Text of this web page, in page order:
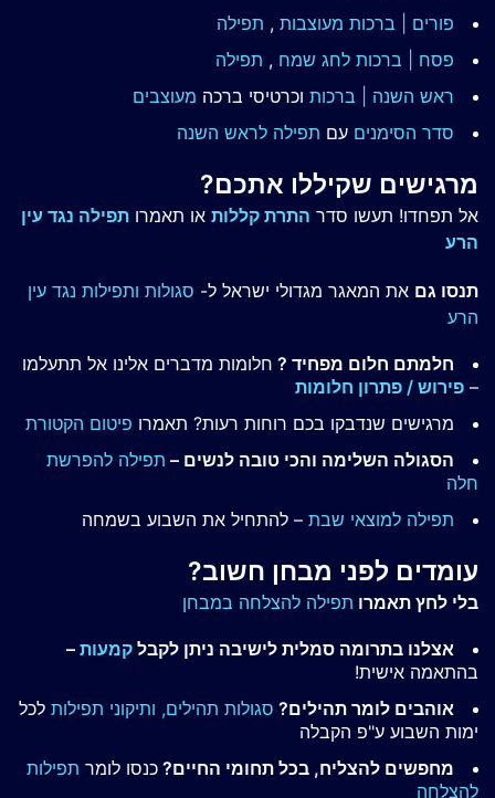
פורים | ברכות מעוצבות , תפילה
פסח | ברכות לחג שמח , תפילה
ראש השנה | ברכות וכרטיסי ברכה מעוצבים
סדר הסימנים עם תפילה לראש השנה
מרגישים שקיללו אתכם?
אל תפחדו! תעשו סדר התרת קללות או תאמרו תפילה נגד עין
הרע
תנסו גם את המאגר מגדולי ישראל ל- סגולות ותפילות נגד עין
הרע
חלמתם חלום מפחיד ? חלומות מדברים אלינו אל תתעלמו
– פירוש / פתרון חלומות
מרגישים שנדבקו בכם רוחות רעות? תאמרו פיטום הקטורת
הסגולה השלימה והכי טובה לנשים – תפילה להפרשת
חלה
תפילה למוצאי שבת – להתחיל את השבוע בשמחה
עומדים לפני מבחן חשוב?
בלי לחץ תאמרו תפילה להצלחה במבחן
אצלנו בתרומה סמלית לישיבה ניתן לקבל קמעות –
בהתאמה אישית!
אוהבים לומר תהילים? סגולות תהילים, ותיקוני תפילות לכל
ימות השבוע ע"פ הקבלה
מחפשים להצליח, בכל תחומי החיים? כנסו לומר תפילות
להצלחה